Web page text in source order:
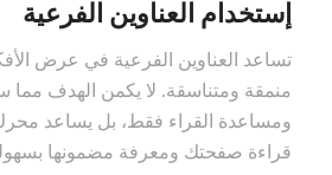
إستخدام العناوين الفرعية
تساعد العناوين الفرعية في عرض
منمقة ومتناسقة. لا يكمن الهدف مما
ومساعدة القراء فقط، بل يساعد
قراءة صفحتك ومعرفة مضمونها